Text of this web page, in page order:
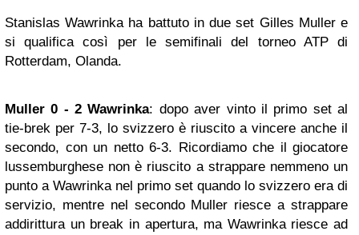
Stanislas Wawrinka ha battuto in due set Gilles Muller e
si qualifica così per le semifinali del torneo ATP di
Rotterdam, Olanda.
Muller 0 - 2 Wawrinka: dopo aver vinto il primo set al
tie-brek per 7-3, lo svizzero è riuscito a vincere anche il
secondo, con un netto 6-3. Ricordiamo che il giocatore
lussemburghese non è riuscito a strappare nemmeno un
punto a Wawrinka nel primo set quando lo svizzero era di
servizio, mentre nel secondo Muller riesce a strappare
addirittura un break in apertura, ma Wawrinka riesce ad